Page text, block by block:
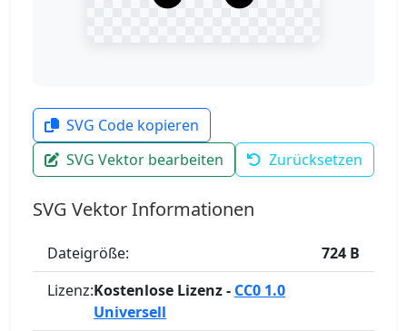
SVG Code kopieren
SVG Vektor bearbeiten
Zurücksetzen
SVG Vektor Informationen
Dateigröße:
724 B
Lizenz:Kostenlose Lizenz - CC0 1.0
Universell